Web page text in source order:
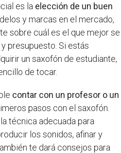
es la elección de un buen
y marcas en el mercado,
sobre cuál es el que mejor se
presupuesto. Si estás
un saxofón de estudiante,
de tocar.
contar con un profesor o un
pasos con el saxofón.
técnica adecuada para
los sonidos, afinar y
te dará consejos para